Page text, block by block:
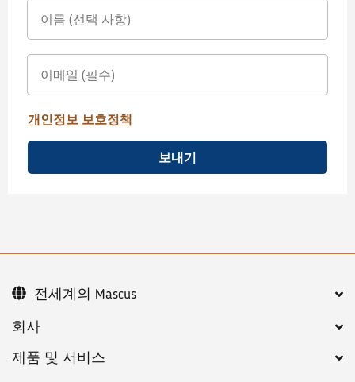
개인정보 보호정책
보내기
회사
제품 및 서비스
전세계의 Mascus